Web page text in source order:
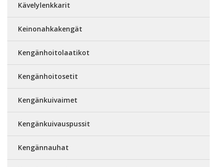
Kävelylenkkarit
Keinonahkakengät
Kengänhoitolaatikot
Kengänhoitosetit
Kengänkuivaimet
Kengänkuivauspussit
Kengännauhat